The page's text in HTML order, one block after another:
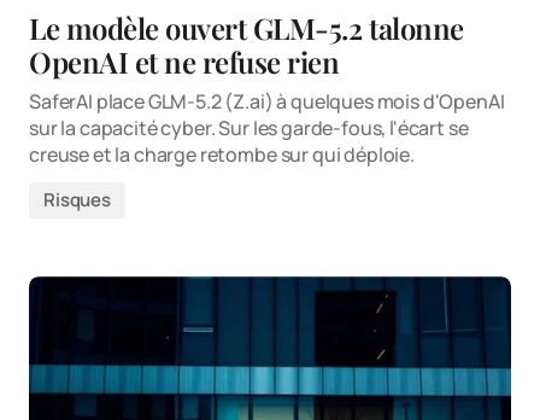
Le modèle ouvert GLM-5.2 talonne
OpenAI et ne refuse rien
SaferAI place GLM-5.2 (Z.ai) à quelques mois d'OpenAI
sur la capacité cyber. Sur les garde-fous, l'écart se
creuse et la charge retombe sur qui déploie.
Risques